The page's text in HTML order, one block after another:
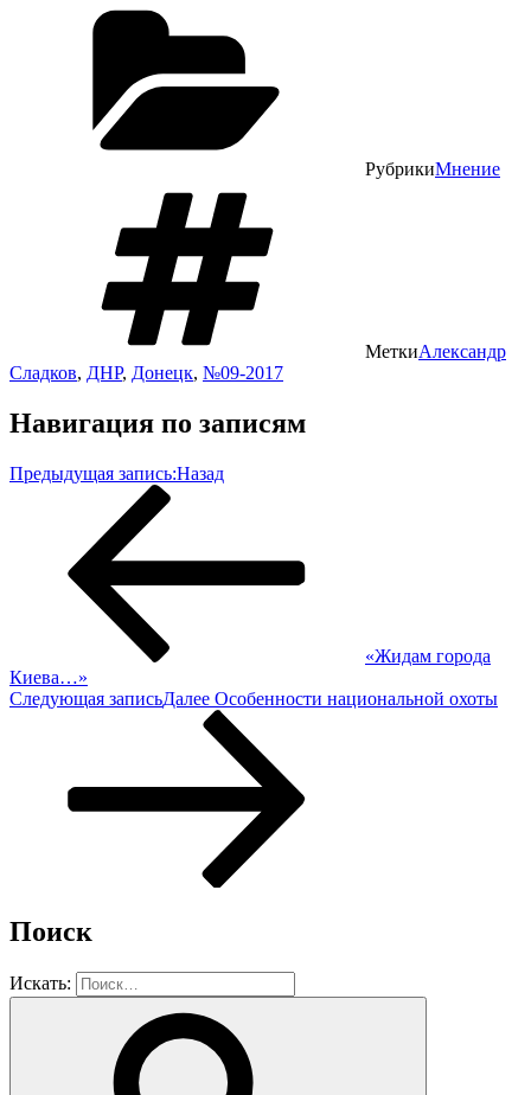
РубрикиМнение
МеткиАлександр
Сладков, ДНР, Донецк, №09-2017
Навигация по записям
Предыдущая запись:Назад
«Жидам города
Киева…»
Следующая записьДалее Особенности национальной охоты
Поиск
Искать: